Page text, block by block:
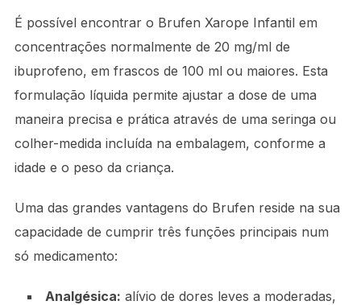
É possível encontrar o Brufen Xarope Infantil em
concentrações normalmente de 20 mg/ml de
ibuprofeno, em frascos de 100 ml ou maiores. Esta
formulação líquida permite ajustar a dose de uma
maneira precisa e prática através de uma seringa ou
colher-medida incluída na embalagem, conforme a
idade e o peso da criança.
Uma das grandes vantagens do Brufen reside na sua
capacidade de cumprir três funções principais num
só medicamento:
Analgésica: alívio de dores leves a moderadas,